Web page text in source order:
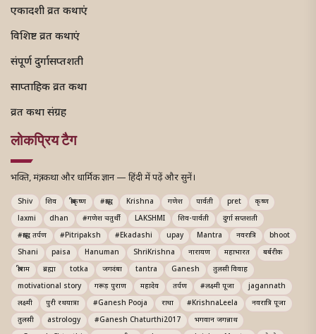
एकादशी व्रत कथाएं
विशिष्ट व्रत कथाएं
संपूर्ण दुर्गासप्तशती
साप्ताहिक व्रत कथा
व्रत कथा संग्रह
लोकप्रिय टैग
भक्ति, मंत्र, कथा और धार्मिक ज्ञान — हिंदी में पढ़ें और सुनें।
Shiv शिव श्रीकृष्ण #श्राद्ध Krishna गणेश पार्वती pret
कृष्ण
laxmi
dhan #गणेश चतुर्थी LAKSHMI शिव-पार्वती
दुर्गा सप्तशती
#श्राद्ध तर्पण
#Pitripaksh #Ekadashi upay Mantra नवरात्रि
bhoot
Shani
paisa Hanuman ShriKrishna नारायण महाभारत
बर्बरीक
श्रीराम
ब्रह्मा totka जगदंबा tantra Ganesh
तुलसी विवाह
motivational story
गरूड़ पुराण महादेव तर्पण #लक्ष्मी पूजा
jagannath
लक्ष्मी
पुरी रथयात्रा #Ganesh Pooja राधा #KrishnaLeela
नवरात्रि पूजा
तुलसी
astrology #Ganesh Chaturthi2017
भगवान जगन्नाथ